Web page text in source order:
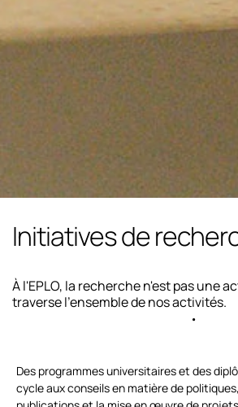
Initiatives de
À l'EPLO, la recherche n'est pas une
traverse l'ensemble de nos activités.
Des programmes universitaires et des
cycle aux conseils en matière de